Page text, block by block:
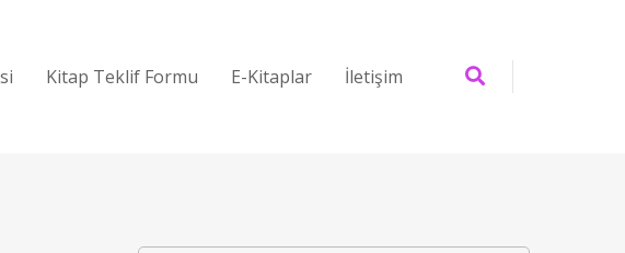
Kitap Teklif Formu E-Kitaplar İletişim